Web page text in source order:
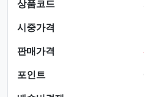
상품코드
시중가격
판매가격
포인트